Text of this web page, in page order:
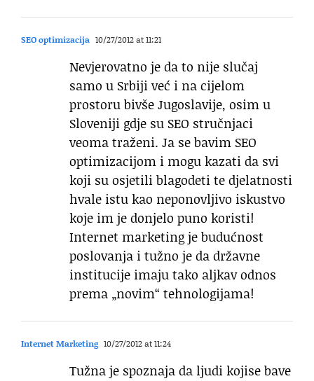
SEO optimizacija 10/27/2012 at 11:21
Nevjerovatno je da to nije slučaj
samo u Srbiji već i na cijelom
prostoru bivše Jugoslavije, osim u
Sloveniji gdje su SEO stručnjaci
veoma traženi. Ja se bavim SEO
optimizacijom i mogu kazati da svi
koji su osjetili blagodeti te djelatnosti
hvale istu kao neponovljivo iskustvo
koje im je donjelo puno koristi!
Internet marketing je budućnost
poslovanja i tužno je da državne
institucije imaju tako aljkav odnos
prema „novim“ tehnologijama!
Internet Marketing 10/27/2012 at 11:24
Tužna je spoznaja da ljudi kojise bave